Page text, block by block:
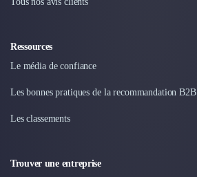
Ressources
Le média de confiance
Les bonnes pratiques de la recommandation B2B
Les classements
Trouver une entreprise